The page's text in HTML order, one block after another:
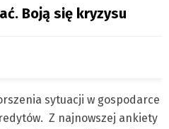
Boją się kryzysu
sytuacji w gospodarce
Z najnowszej ankiety